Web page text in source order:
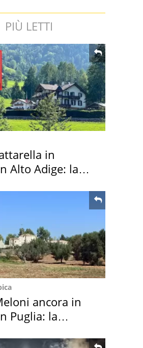
PIÙ LETTI
in
Alto Adige: la
ancora in
Puglia: la